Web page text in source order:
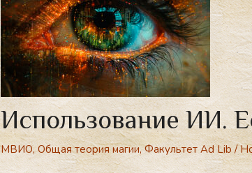
Использование ИИ.
МВИО,Общая теория магии,Факультет Ad Lib/